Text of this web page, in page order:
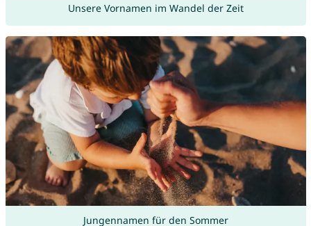
Unsere Vornamen im Wandel der Zeit
Jungennamen für den Sommer